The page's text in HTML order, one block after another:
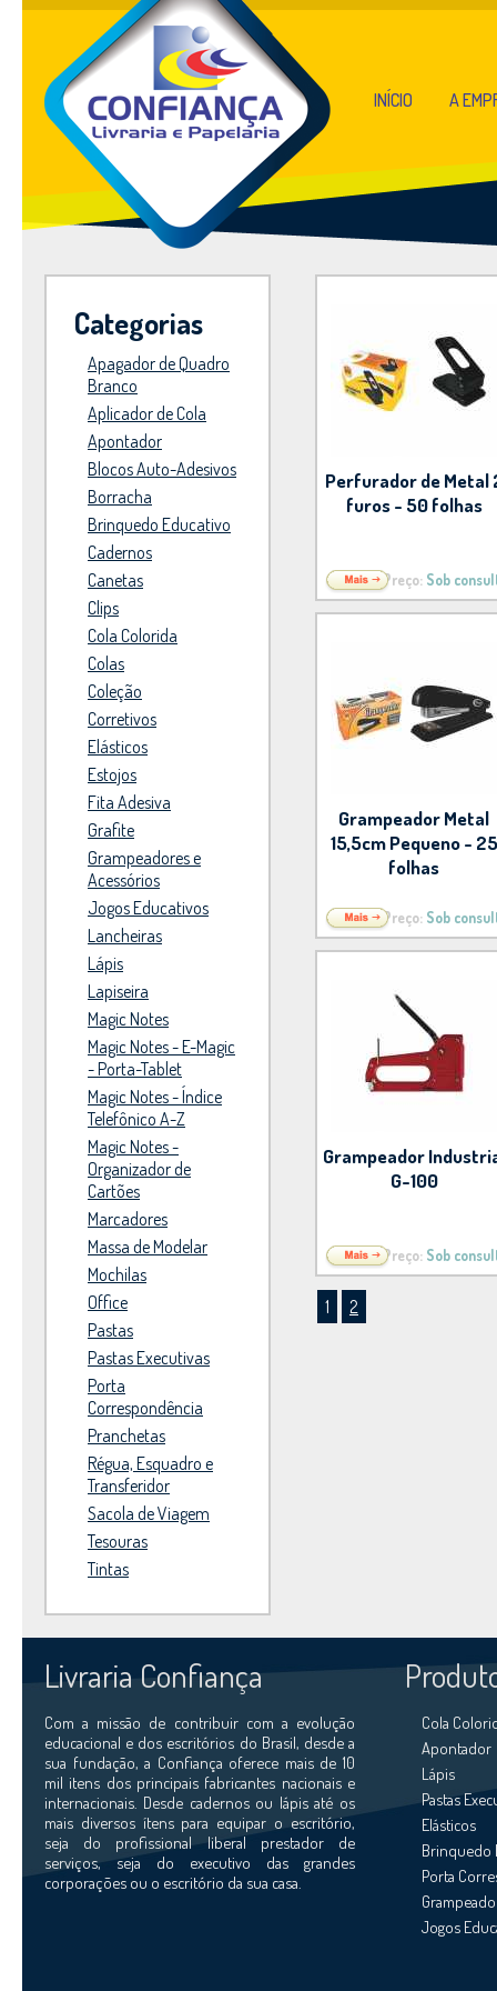
INÍCIO A
Categorias
Apagador de Quadro
Branco
Aplicador de Cola
Apontador
Blocos Auto-Adesivos
Borracha
Brinquedo Educativo
Cadernos
Canetas
Clips
Cola Colorida
Colas
Coleção
Corretivos
Elásticos
Estojos
Fita Adesiva
Grafite
Grampeadores e
Acessórios
Jogos Educativos
Lancheiras
Lápis
Lapiseira
Magic Notes
Magic Notes - E-Magic
- Porta-Tablet
Magic Notes - Índice
Telefônico A-Z
Magic Notes -
Organizador de
Cartões
Marcadores
Massa de Modelar
Mochilas
Office
Pastas
Pastas Executivas
Porta
Correspondência
Pranchetas
Régua, Esquadro e
Transferidor
Sacola de Viagem
Tesouras
Tintas
Perfurador de Metal
furos - 50 folhas
Preço: Sob
Grampeador Metal
15,5cm Pequeno - 25
folhas
Preço: Sob
Grampeador
G-100
Preço: Sob
1 2
Livraria Confiança
Com a missão de contribuir com a evolução
educacional e dos escritórios do Brasil, desde a
sua fundação, a Confiança oferece mais de 10
mil itens dos principais fabricantes nacionais e
internacionais. Desde cadernos ou lápis até os
mais diversos ítens para equipar o escritório,
seja do profissional liberal prestador de
serviços, seja do executivo das grandes
corporações ou o escritório da sua casa.
Cola
Apontador
Lápis
Pastas
Elásticos
Brinquedo
Porta
Jogos